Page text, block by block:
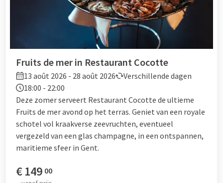
Fruits de mer in Restaurant Cocotte
13 août 2026 - 28 août 2026
Verschillende dagen
18:00 - 22:00
Deze zomer serveert Restaurant Cocotte de ultieme
Fruits de mer avond op het terras. Geniet van een royale
schotel vol kraakverse zeevruchten, eventueel
vergezeld van een glas champagne, in een ontspannen,
maritieme sfeer in Gent.
€149 00